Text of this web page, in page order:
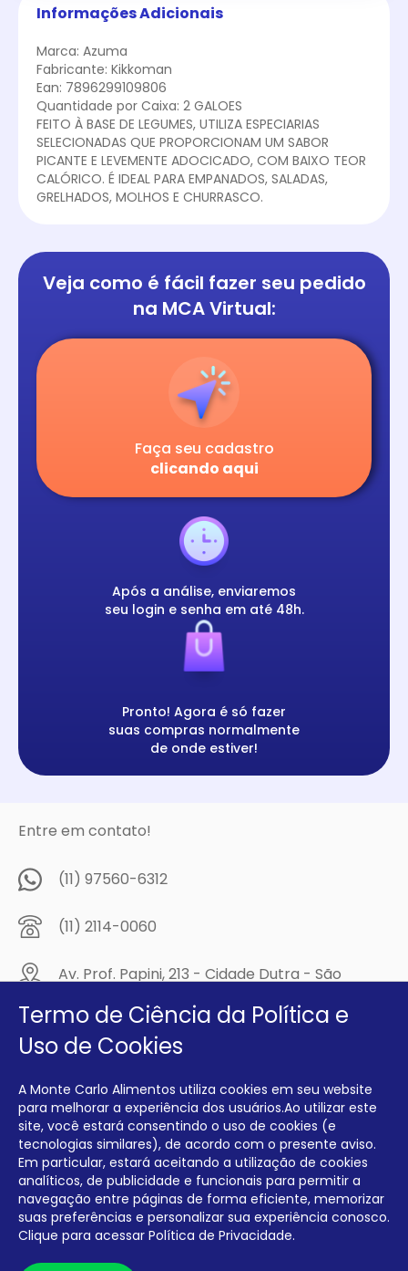
Informações Adicionais
Marca: Azuma
Fabricante: Kikkoman
Ean: 7896299109806
Quantidade por Caixa: 2 GALOES
FEITO À BASE DE LEGUMES, UTILIZA ESPECIARIAS
SELECIONADAS QUE PROPORCIONAM UM SABOR
PICANTE E LEVEMENTE ADOCICADO, COM BAIXO TEOR
CALÓRICO. É IDEAL PARA EMPANADOS, SALADAS,
GRELHADOS, MOLHOS E CHURRASCO.
Veja como é fácil fazer seu pedido
na MCA Virtual:
Faça seu cadastro
clicando aqui
Após a análise, enviaremos
seu login e senha em até 48h.
Pronto! Agora é só fazer
suas compras normalmente
de onde estiver!
Entre em contato!
(11) 97560-6312
(11) 2114-0060
Av. Prof. Papini, 213 - Cidade Dutra - São
Compre na
MCA Virtual!
Siga a Monte Carlo Alimentos nas redes sociais!
INTERFRIOS COMÉRCIO DE FRIOS E LATICÍNIOS EIRELI CNPJ:
00.140.150/0001-09 INSCRIÇÃO ESTADUAL: 112.576.117.113
Termo de Ciência da Política e
Uso de Cookies
A Monte Carlo Alimentos utiliza cookies em seu website
para melhorar a experiência dos usuários.Ao utilizar este
site, você estará consentindo o uso de cookies (e
tecnologias similares), de acordo com o presente aviso.
Em particular, estará aceitando a utilização de cookies
analíticos, de publicidade e funcionais para permitir a
navegação entre páginas de forma eficiente, memorizar
suas preferências e personalizar sua experiência conosco.
Clique para acessar Política de Privacidade.